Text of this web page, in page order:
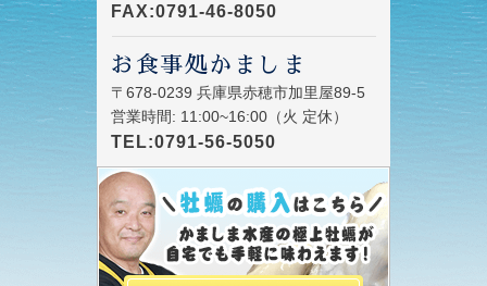
FAX:0791-46-8050
お食事処かましま
〒678-0239 兵庫県赤穂市加里屋89-5
営業時間: 11:00~16:00（火 定休）
TEL:0791-56-5050